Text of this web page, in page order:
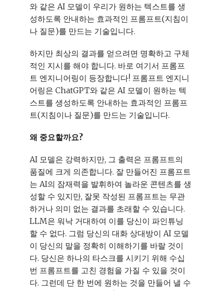
와 같은 AI 모델이 우리가 원하는 텍스트를 생
성하도록 안내하는 효과적인 프롬프트(지침이
나 질문)를 만드는 기술입니다.
하지만 최상의 결과를 얻으려면 명확하고 구체
적인 지시를 해야 합니다. 바로 여기서 프롬프
트 엔지니어링이 등장합니다! 프롬프트 엔지니
어링은 ChatGPT와 같은 AI 모델이 원하는 텍
스트를 생성하도록 안내하는 효과적인 프롬프
트(지침이나 질문)를 만드는 기술입니다.
왜 중요할까요?
AI 모델은 강력하지만, 그 출력은 프롬프트의
품질에 크게 의존합니다. 잘 만들어진 프롬프트
는 AI의 잠재력을 발휘하여 놀라운 콘텐츠를 생
성할 수 있지만, 잘못 작성된 프롬프트는 무관
하거나 의미 없는 결과를 초래할 수 있습니다.
LLM은 워낙 거대하여 이를 당신이 파인튜닝
할 수 없다. 그럼 당신의 대화 상대방이 AI 모델
이 당신의 말을 정확히 이해하기를 바랄 것이
다. 당신은 하나의 타스크를 시키기 위해 수십
번 프롬프트를 고친 경험을 가질 수 있을 것이
다. 그런데 단 한 번에 원하는 것을 만들어 낼 수